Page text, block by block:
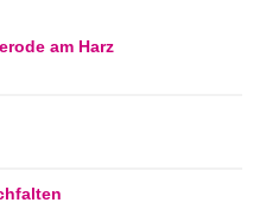
am Harz